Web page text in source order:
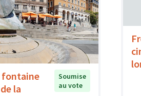
fontaine
la
Soumise
au vote